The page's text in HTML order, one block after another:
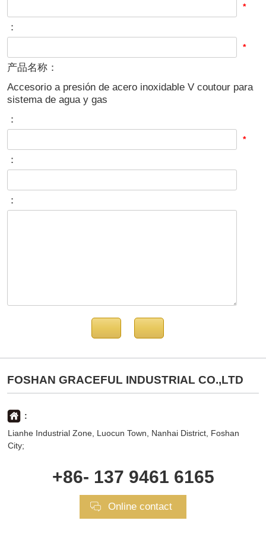
*
：
*
产品名称：
Accesorio a presión de acero inoxidable V coutour para
sistema de agua y gas
：
*
：
：
FOSHAN GRACEFUL INDUSTRIAL CO.,LTD
:
Lianhe Industrial Zone, Luocun Town, Nanhai District, Foshan
City;
+86- 137 9461 6165
Online contact